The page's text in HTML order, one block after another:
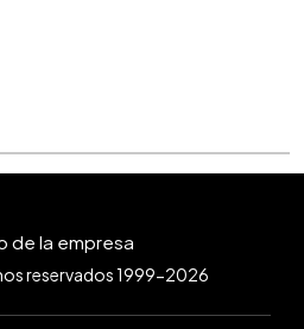
reservados 1999-2026